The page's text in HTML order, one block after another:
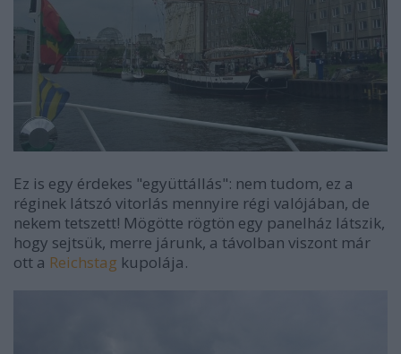
Ez is egy érdekes "együttállás": nem tudom, ez a
réginek látszó vitorlás mennyire régi valójában, de
nekem tetszett! Mögötte rögtön egy panelház látszik,
hogy sejtsük, merre járunk, a távolban viszont már
ott a Reichstag kupolája.